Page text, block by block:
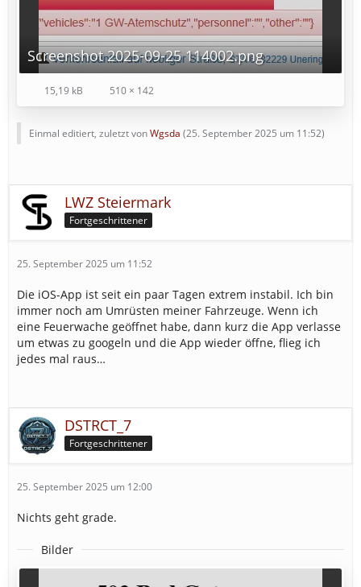
Screenshot 2025-09-25 114002.png
15,19 kB 510 × 142
Einmal editiert, zuletzt vonWgsda (25. September 2025 um 11:52)
LWZ Steiermark
Fortgeschrittener
25. September 2025 um 11:52
Die iOS-App ist seit ein paar Tagen extrem instabil. Ich bin
immer noch am Umrüsten meiner Fahrzeuge. Wenn ich
eine Feuerwache geöffnet habe, dann kurz die App verlasse
um etwas zu googeln und die App wieder öffne, flieg ich
jedes mal raus…
DSTRCT_7
Fortgeschrittener
25. September 2025 um 12:00
Nichts geht grade.
Bilder